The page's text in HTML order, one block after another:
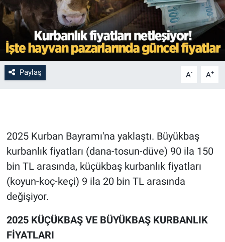
Paylaş A- A+
2025 Kurban Bayramı'na yaklaştı. Büyükbaş
kurbanlık fiyatları (dana-tosun-düve) 90 ila 150
bin TL arasında, küçükbaş kurbanlık fiyatları
(koyun-koç-keçi) 9 ila 20 bin TL arasında
değişiyor.
2025 KÜÇÜKBAŞ VE BÜYÜKBAŞ KURBANLIK
FİYATLARI